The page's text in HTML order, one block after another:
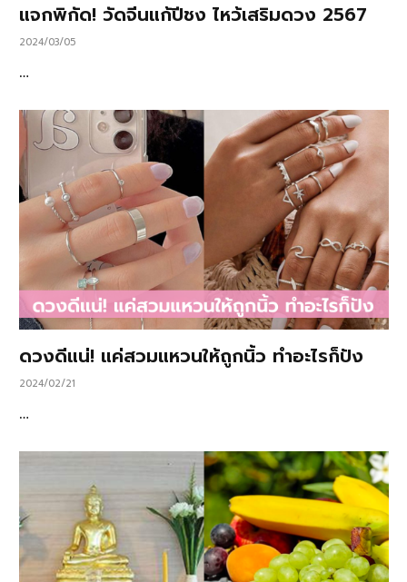
แจกพิกัด! วัดจีนแก้ปีชง ไหว้เสริมดวง 2567
2024/03/05
…
ดวงดีแน่! แค่สวมแหวนให้ถูกนิ้ว ทำอะไรก็ปัง
2024/02/21
…